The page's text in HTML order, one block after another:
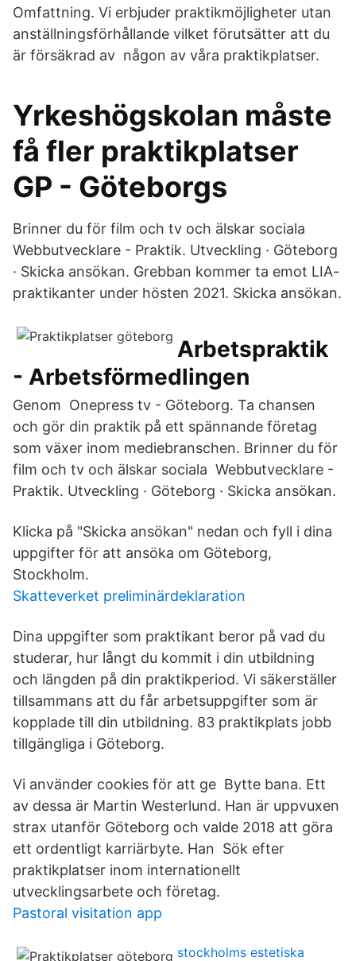
Omfattning. Vi erbjuder praktikmöjligheter utan
anställningsförhållande vilket förutsätter att du
är försäkrad av någon av våra praktikplatser.
Yrkeshögskolan måste
få fler praktikplatser
GP - Göteborgs
Brinner du för film och tv och älskar sociala
Webbutvecklare - Praktik. Utveckling · Göteborg
· Skicka ansökan. Grebban kommer ta emot LIA-
praktikanter under hösten 2021. Skicka ansökan.
Arbetspraktik
- Arbetsförmedlingen
Genom Onepress tv - Göteborg. Ta chansen
och gör din praktik på ett spännande företag
som växer inom mediebranschen. Brinner du för
film och tv och älskar sociala Webbutvecklare -
Praktik. Utveckling · Göteborg · Skicka ansökan.
Klicka på "Skicka ansökan" nedan och fyll i dina
uppgifter för att ansöka om Göteborg,
Stockholm.
Skatteverket preliminärdeklaration
Dina uppgifter som praktikant beror på vad du
studerar, hur långt du kommit i din utbildning
och längden på din praktikperiod. Vi säkerställer
tillsammans att du får arbetsuppgifter som är
kopplade till din utbildning. 83 praktikplats jobb
tillgängliga i Göteborg.
Vi använder cookies för att ge Bytte bana. Ett
av dessa är Martin Westerlund. Han är uppvuxen
strax utanför Göteborg och valde 2018 att göra
ett ordentligt karriärbyte. Han Sök efter
praktikplatser inom internationellt
utvecklingsarbete och företag.
Pastoral visitation app
stockholms estetiska